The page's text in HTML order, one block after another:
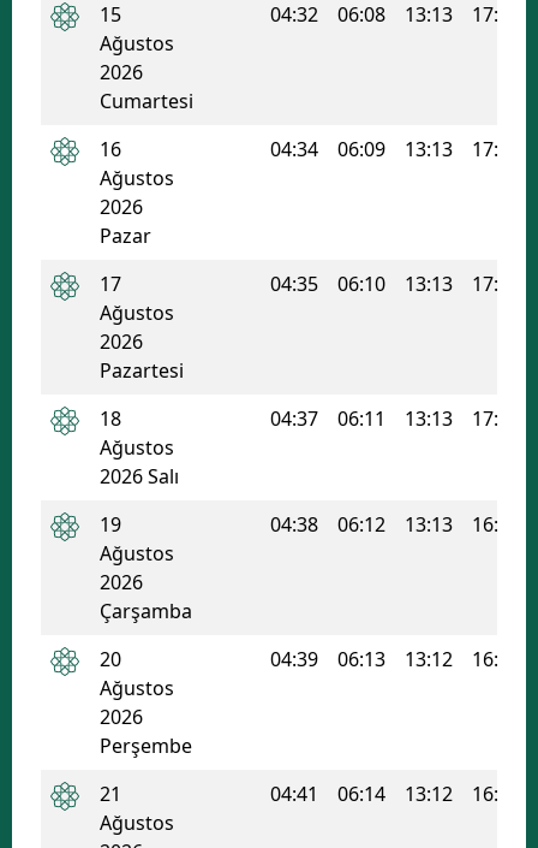
15
Ağustos
2026
Cumartesi
04:32 06:08 13:13 17:02
16
Ağustos
2026
Pazar
04:34 06:09 13:13 17:01
17
Ağustos
2026
Pazartesi
04:35 06:10 13:13 17:00
18
Ağustos
2026 Salı
04:37 06:11 13:13 17:00
19
Ağustos
2026
Çarşamba
04:38 06:12 13:13 16:59
20
Ağustos
2026
Perşembe
04:39 06:13 13:12 16:58
21
Ağustos
04:41 06:14 13:12 16:58